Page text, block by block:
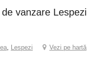
de vanzare Lespezi
Lespezi Vezi pe hartă